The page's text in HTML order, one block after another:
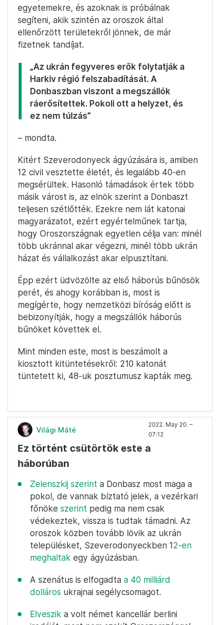
egyetemekre, és azoknak is próbálnak
segíteni, akik szintén az oroszok által
ellenőrzött területekről jönnek, de már
fizetnek tandíjat.
„Az ukrán fegyveres erők folytatják a
Harkiv régió felszabadítását. A
Donbaszban viszont a megszállók
ráerősítettek. Pokoli ott a helyzet, és
ez nem túlzás”
– mondta.
Kitért Szeverodonyeck ágyúzására is, amiben
12 civil vesztette életét, és legalább 40-en
megsérültek. Hasonló támadások értek több
másik várost is, az elnök szerint a Donbaszt
teljesen szétlőtték. Ezekre nem lát katonai
magyarázatot, ezért egyértelműnek tartja,
hogy Oroszországnak egyetlen célja van: minél
több ukránnal akar végezni, minél több ukrán
házat és vállalkozást akar elpusztítani.
Épp ezért üdvözölte az első háborús bűnösök
perét, és ahogy korábban is, most is
megígérte, hogy nemzetközi bíróság előtt is
bebizonyítják, hogy a megszállók háborús
bűnöket követtek el.
Mint minden este, most is beszámolt a
kiosztott kitüntetésekről: 210 katonát
tüntetett ki, 48-uk posztumusz kapták meg.
Világi Máté
2022. May 20. –
07:12
Ez történt csütörtök este a
háborúban
Zelenszkij szerint a Donbasz most maga a
pokol, de vannak bíztató jelek, a vezérkari
főnöke szerint pedig ma nem csak
védekeztek, vissza is tudtak támadni. Az
oroszok közben tovább lövik az ukrán
településket, Szeverodonyeckben 12-en
meghaltak egy ágyúzásban.
A szenátus is elfogadta a 40 milliárd
dolláros ukrajnai segélycsomagot.
Elveszik a volt német kancellár berlini